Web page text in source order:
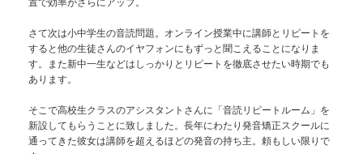
置で効率がさらにアップ。
さて次は小中学生の音読問題。オンライン授業中に講師とリピートを
すると他の生徒さんのイヤフォンにもずっと聞こえることになりま
す。また新中一生などはしっかりとリピートを徹底させたい時期でも
あります。
そこで高校生クラスのアシスタントさんに「音読リピートルーム」を
新設してもらうことに致しました。長年にわたり発音矯正スクールに
通ってきた彼女は講師を超えるほどの発音の持ち主。頼もしい限りで